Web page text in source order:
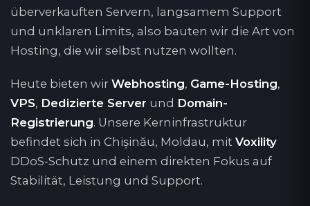
überverkauften Servern, langsamem Support
und unklaren Limits, also bauten wir die Art von
Hosting, die wir selbst nutzen wollten.
Heute bieten wir Webhosting, Game-Hosting,
VPS, Dedizierte Server und Domain-
Registrierung. Unsere Kerninfrastruktur
befindet sich in Chișinău, Moldau, mit Voxility
DDoS-Schutz und einem direkten Fokus auf
Stabilität, Leistung und Support.